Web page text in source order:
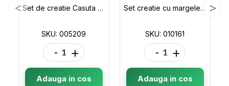
Set de creatie Casuta din carton (jucarie) 005209
SKU: 005209
- +
Adauga in cos
Set creatie cu margele ML9-6 dreptunghiulara 010161
SKU: 010161
- +
Adauga in cos